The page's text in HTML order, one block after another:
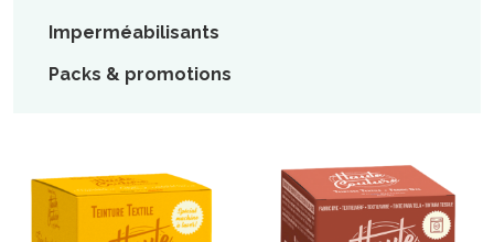
Imperméabilisants
Packs & promotions